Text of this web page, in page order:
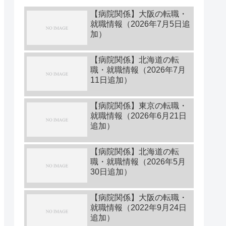
【病院関係】大阪の転職・
就職情報（2026年7月5日追
加）
【病院関係】北海道の転
職・就職情報（2026年7月
11日追加）
【病院関係】東京の転職・
就職情報（2026年6月21日
追加）
【病院関係】北海道の転
職・就職情報（2026年5月
30日追加）
【病院関係】大阪の転職・
就職情報（2022年9月24日
追加）